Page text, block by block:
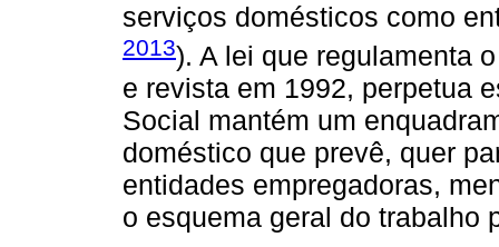
serviços domésticos como
2013). A lei que regulamenta
e revista em 1992, perpetua
Social mantém um
doméstico que prevê, quer
entidades empregadoras,
o esquema geral do trabalho